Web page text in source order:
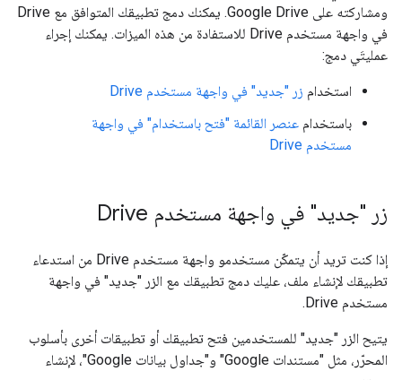
ومشاركته على Google Drive. يمكنك دمج تطبيقك المتوافق مع Drive
في واجهة مستخدم Drive للاستفادة من هذه الميزات. يمكنك إجراء
عمليتَي دمج:
استخدام زر "جديد" في واجهة مستخدم Drive
باستخدام عنصر القائمة "فتح باستخدام" في واجهة
مستخدم Drive
زر "جديد" في واجهة مستخدم Drive
إذا كنت تريد أن يتمكّن مستخدمو واجهة مستخدم Drive من استدعاء
تطبيقك لإنشاء ملف، عليك دمج تطبيقك مع الزر "جديد" في واجهة
مستخدم Drive.
يتيح الزر "جديد" للمستخدمين فتح تطبيقك أو تطبيقات أخرى بأسلوب
المحرّر، مثل "مستندات Google" و"جداول بيانات Google"، لإنشاء